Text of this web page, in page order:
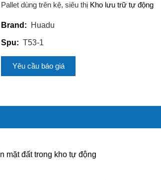
Pallet dùng trên kệ, siêu thị Kho lưu trữ tự động
Brand: Huadu
Spu: T53-1
Yêu cầu báo giá
mặt đất trong kho tự động